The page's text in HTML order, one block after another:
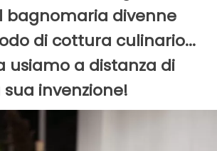
bagnomaria divenne
di cottura culinario...
usiamo a distanza di
invenzione!